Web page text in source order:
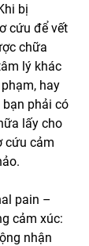
bị
cứu để vết
chữa
lý khác
hay
bạn phải có
lấy cho
cứu cảm
pain –
cảm xúc:
nhận